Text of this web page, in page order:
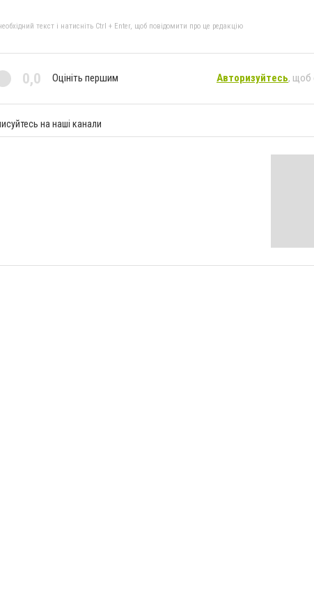
текст і натисніть Ctrl + Enter, щоб повідомити про це редакцію
0,0 Оцініть першим Авторизуйтесь, щоб
на наші канали